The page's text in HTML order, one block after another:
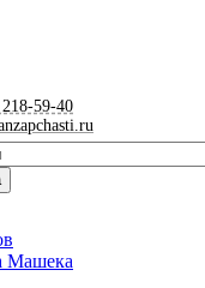
59-40
Машека